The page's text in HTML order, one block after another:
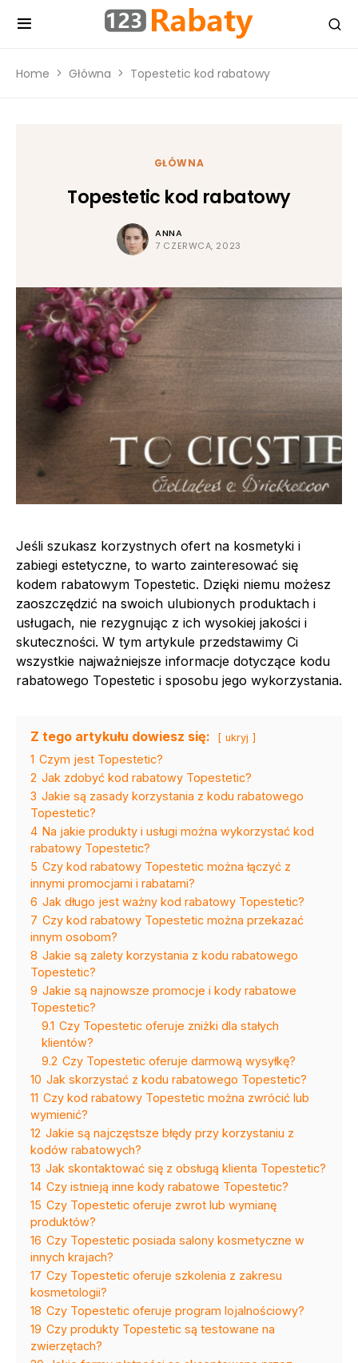
Home Główna Topestetic kod rabatowy
GŁÓWNA
Topestetic kod rabatowy
ANNA
7 CZERWCA, 2023
Jeśli szukasz korzystnych ofert na kosmetyki i
zabiegi estetyczne, to warto zainteresować się
kodem rabatowym Topestetic. Dzięki niemu możesz
zaoszczędzić na swoich ulubionych produktach i
usługach, nie rezygnując z ich wysokiej jakości i
skuteczności. W tym artykule przedstawimy Ci
wszystkie najważniejsze informacje dotyczące kodu
rabatowego Topestetic i sposobu jego wykorzystania.
Z tego artykułu dowiesz się: ukryj
1 Czym jest Topestetic?
2 Jak zdobyć kod rabatowy Topestetic?
3 Jakie są zasady korzystania z kodu rabatowego
Topestetic?
4 Na jakie produkty i usługi można wykorzystać kod
rabatowy Topestetic?
5 Czy kod rabatowy Topestetic można łączyć z
innymi promocjami i rabatami?
6 Jak długo jest ważny kod rabatowy Topestetic?
7 Czy kod rabatowy Topestetic można przekazać
innym osobom?
8 Jakie są zalety korzystania z kodu rabatowego
Topestetic?
9 Jakie są najnowsze promocje i kody rabatowe
Topestetic?
9.1 Czy Topestetic oferuje zniżki dla stałych
klientów?
9.2 Czy Topestetic oferuje darmową wysyłkę?
10 Jak skorzystać z kodu rabatowego Topestetic?
11 Czy kod rabatowy Topestetic można zwrócić lub
wymienić?
12 Jakie są najczęstsze błędy przy korzystaniu z
kodów rabatowych?
13 Jak skontaktować się z obsługą klienta Topestetic?
14 Czy istnieją inne kody rabatowe Topestetic?
15 Czy Topestetic oferuje zwrot lub wymianę
produktów?
16 Czy Topestetic posiada salony kosmetyczne w
innych krajach?
17 Czy Topestetic oferuje szkolenia z zakresu
kosmetologii?
18 Czy Topestetic oferuje program lojalnościowy?
19 Czy produkty Topestetic są testowane na
zwierzętach?